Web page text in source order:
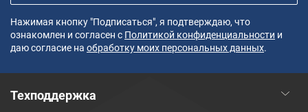
Нажимая кнопку "Подписаться", я подтверждаю, что
ознакомлен и согласен с Политикой конфиденциальности и
даю согласие на обработку моих персональных данных.
Техподдержка